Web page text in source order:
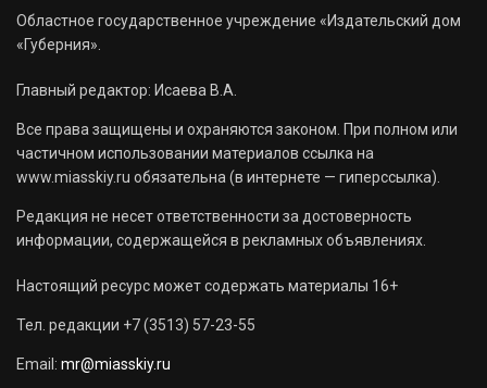
Областное государственное учреждение «Издательский дом
«Губерния».
Главный редактор: Исаева В.А.
Все права защищены и охраняются законом. При полном или
частичном использовании материалов ссылка на
www.miasskiy.ru обязательна (в интернете — гиперссылка).
Редакция не несет ответственности за достоверность
информации, содержащейся в рекламных объявлениях.
Настоящий ресурс может содержать материалы 16+
Тел. редакции +7 (3513) 57-23-55
Email: mr@miasskiy.ru